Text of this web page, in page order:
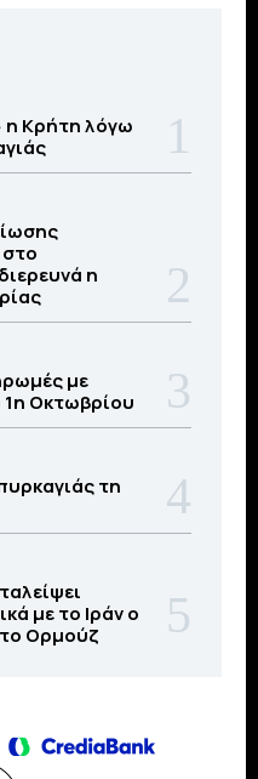
η Κρήτη λόγω
στο
η
με
1η Οκτωβρίου
τη
με το Ιράν ο
Ορμούζ